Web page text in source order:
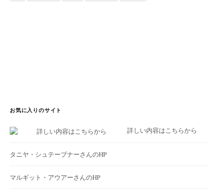
お気に入りのサイト
詳しい内容はこちらから
タニヤ・シュテーブナーさんのHP
マルギット・アウアーさんのHP